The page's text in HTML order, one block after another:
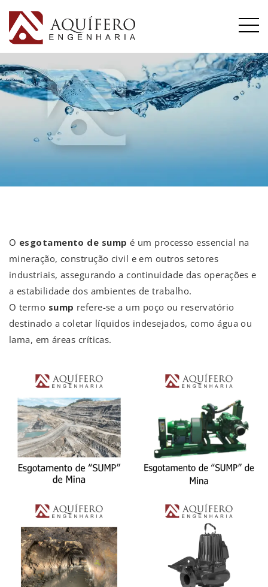
O esgotamento de sump é um processo essencial na
mineração, construção civil e em outros setores
industriais, assegurando a continuidade das operações e
a estabilidade dos ambientes de trabalho.
O termo sump refere-se a um poço ou reservatório
destinado a coletar líquidos indesejados, como água ou
lama, em áreas críticas.